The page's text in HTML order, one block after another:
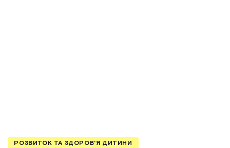
РОЗВИТОК ТА ЗДОРОВ'Я ДИТИНИ